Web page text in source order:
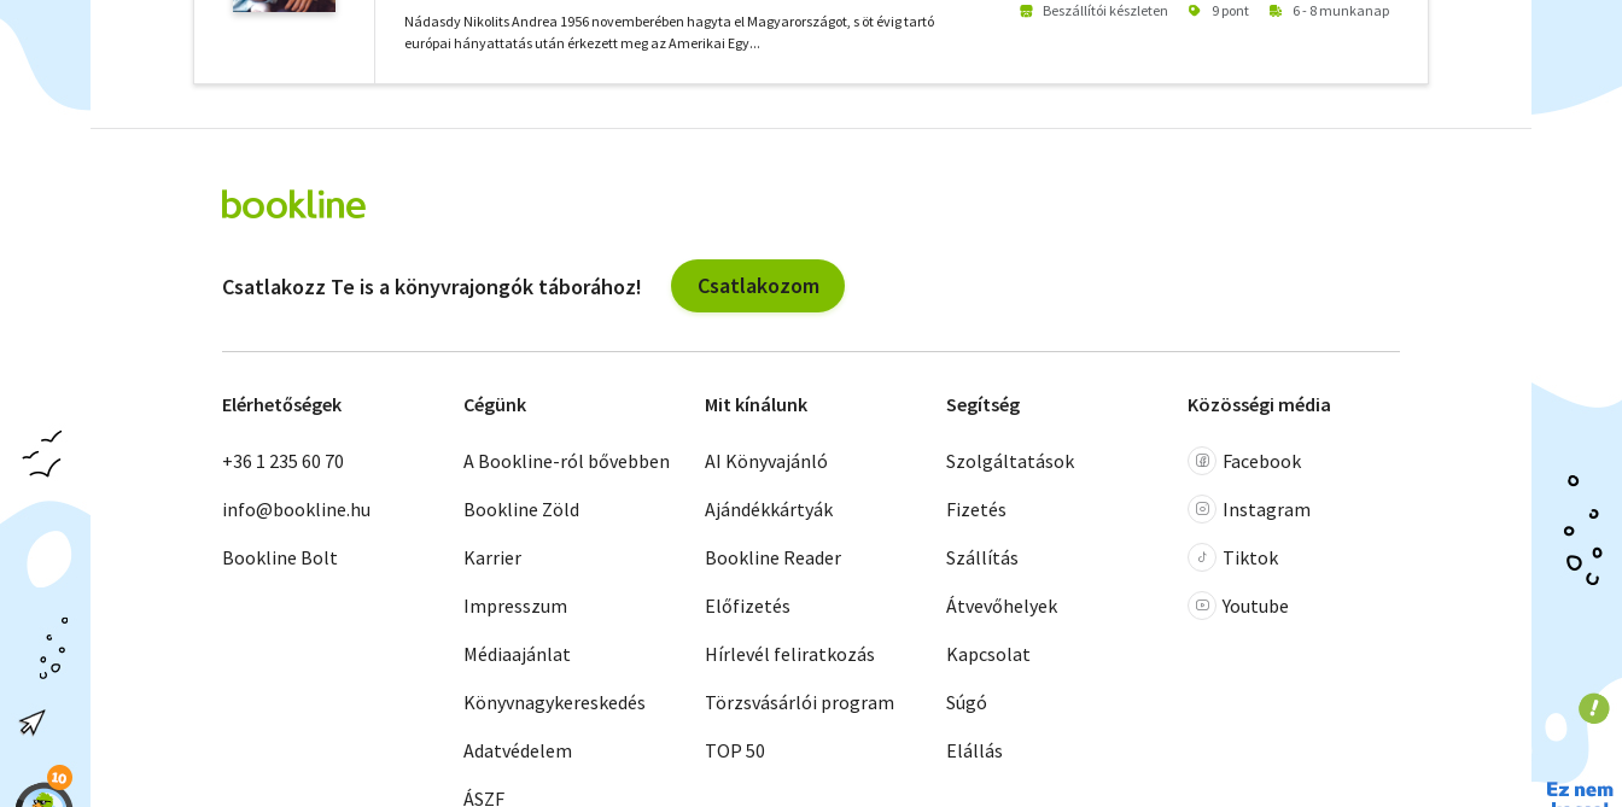
Nádasdy Nikolits Andrea 1956 novemberében hagyta el Magyarországot, s öt évig tartó
európai hányattatás után érkezett meg az Amerikai Egy...
Beszállítói készleten 9 pont 6 - 8 munkanap
szűrők
Csatlakozz Te is a könyvrajongók táborához! Csatlakozom
Elérhetőségek
+36 1 235 60 70
info@bookline.hu
Bookline Bolt
Cégünk
A Bookline-ról bővebben
Bookline Zöld
Karrier
Impresszum
Médiaajánlat
Könyvnagykereskedés
Adatvédelem
ÁSZF
Mit kínálunk
AI Könyvajánló
Ajándékkártyák
Bookline Reader
Előfizetés
Hírlevél feliratkozás
Törzsvásárlói program
TOP 50
Segítség
Szolgáltatások
Fizetés
Szállítás
Átvevőhelyek
Kapcsolat
Súgó
Elállás
Közösségi média
Facebook
Instagram
Tiktok
Youtube